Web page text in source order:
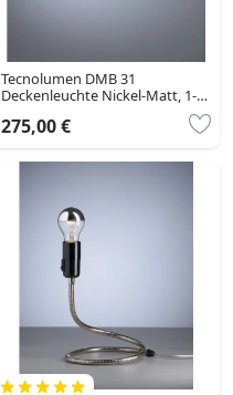
Tecnolumen DMB 31
Deckenleuchte Nickel-Matt, 1-
275,00 €